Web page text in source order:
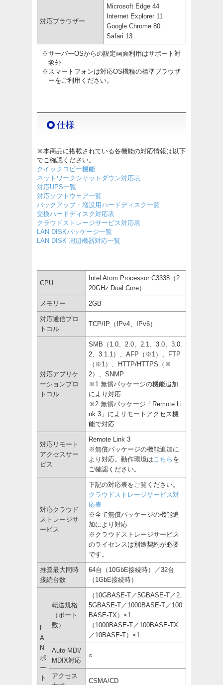
対応ブラウザー
Microsoft Edge 44
Internet Explorer 11
Google Chrome 80
Safari 13
※サーバーOSからの設定画面利用はサポート対
象外
※スマートフォンは対応OS機種の標準ブラウザ
ーをご利用ください。
仕様
※本商品に搭載されている各機能の対応情報は以下
でご確認ください。
クイックコピー機能
ネットワークシャットダウン対応表
対応UPS一覧
対応ソフトウェア一覧
バックアップ・増設用ハードディスク一覧
交換ハードディスク対応表
クラウドストレージサービス対応表
LAN DISKパッケージ一覧
LAN DISK 周辺機器対応一覧
CPU
Intel Atom Processor C3338（2.
20GHz Dual Core）
メモリー 2GB
対応通信プロ
トコル
TCP/IP（IPv4、IPv6）
対応アプリケ
ーションプロ
トコル
SMB（1.0、2.0、2.1、3.0、3.0.
2、3.1.1）、AFP（※1）、FTP
（※1）、HTTP/HTTPS（※
2）、SNMP
※1 無償パッケージの機能追加
により対応
※2 無償パッケージ「Remote Li
nk 3」によリモートアクセス機
能で対応
対応リモート
アクセスサー
ビス
Remote Link 3
※無償パッケージの機能追加に
より対応。動作環境は こちら を
ご確認ください。
対応クラウド
ストレージサ
ービス
下記の対応表をご覧ください。
クラウドストレージサービス対
応表
※全て無償パッケージの機能追
加により対応
※クラウドストレージサービス
のライセンスは別途契約が必要
です。
推奨最大同時
接続台数
64台（10GbE接続時）／32台
（1GbE接続時）
A
N
ポ
ー
ト
転送規格
（ポート
数）
（10GBASE-T／5GBASE-T／2.
5GBASE-T／1000BASE-T／100
BASE-TX）×1
（1000BASE-T／100BASE-TX
／10BASE-T）×1
Auto-MDI/
MDIX対応
○
アクセス
CSMA/CD